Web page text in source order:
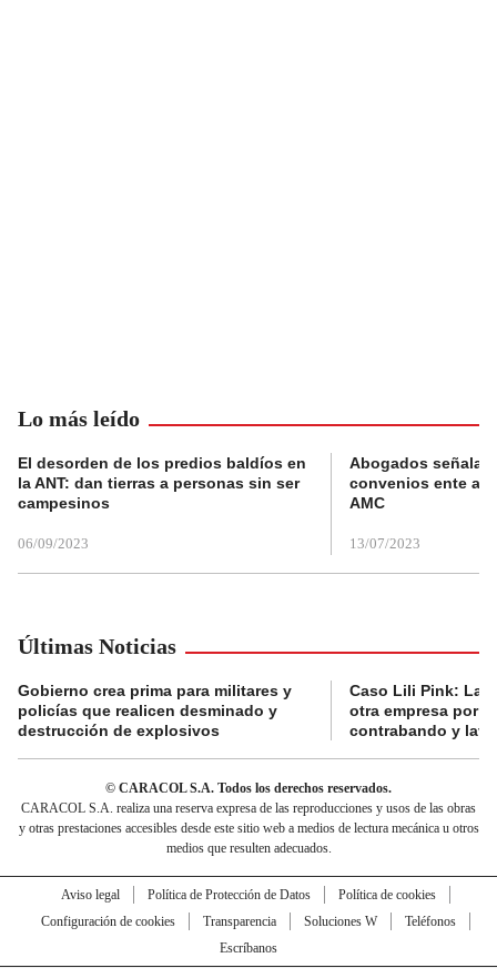
Lo más leído
El desorden de los predios baldíos en
la ANT: dan tierras a personas sin ser
campesinos
06/09/2023
Abogados
convenios ente
AMC
13/07/2023
Últimas Noticias
Gobierno crea prima para militares y
policías que realicen desminado y
destrucción de explosivos
Caso Lili Pink: La
otra empresa por
contrabando y
© CARACOL S.A. Todos los derechos reservados.
CARACOL S.A. realiza una reserva expresa de las reproducciones y usos de las obras
y otras prestaciones accesibles desde este sitio web a medios de lectura mecánica u otros
medios que resulten adecuados.
Aviso legal Política de Protección de Datos
Política de cookies
Configuración de cookies
Transparencia Soluciones W
Teléfonos
Escríbanos